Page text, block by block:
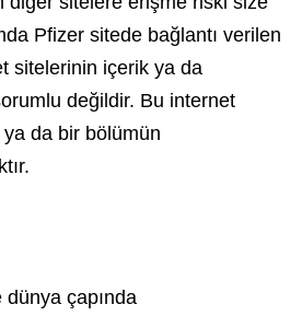
Pfizer sitede bağlantı verilen
sitelerinin içerik ya da
değildir. Bu internet
ya da bir bölümün
çapında